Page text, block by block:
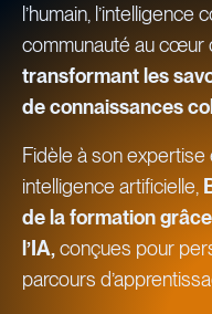
l’humain,
communauté au cœur
transformant les
de connaissances
Fidèle à son
intelligence artificielle,
de la formation
l’IA,conçues pour
parcours